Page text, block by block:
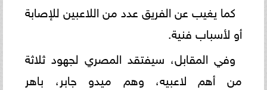
كما يغيب عن الفريق عدد من اللاعبين للإصابة
أو لأسباب فنية.
وفي المقابل، سيفتقد المصري لجهود ثلاثة
من أهم لاعبيه، وهم ميدو جابر، باهر